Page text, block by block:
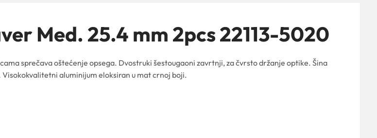
Med. 25.4 mm 2pcs 22113-5020
sprečava oštećenje opsega. Dvostruki šestougaoni zavrtnji, za čvrsto držanje optike. Šina
aluminijum eloksiran u mat crnoj boji.